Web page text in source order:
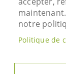
Hôtel de
notre
Politique de